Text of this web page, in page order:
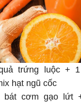
trứng luộc +
hạt ngũ cốc
bát cơm gạo lứt